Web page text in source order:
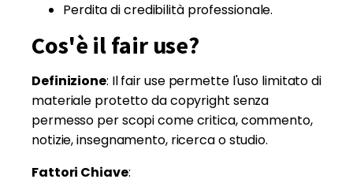
Perdita di credibilità professionale.
Cos'è il fair use?
Definizione: Il fair use permette l'uso limitato di
materiale protetto da copyright senza
permesso per scopi come critica, commento,
notizie, insegnamento, ricerca o studio.
Fattori Chiave: